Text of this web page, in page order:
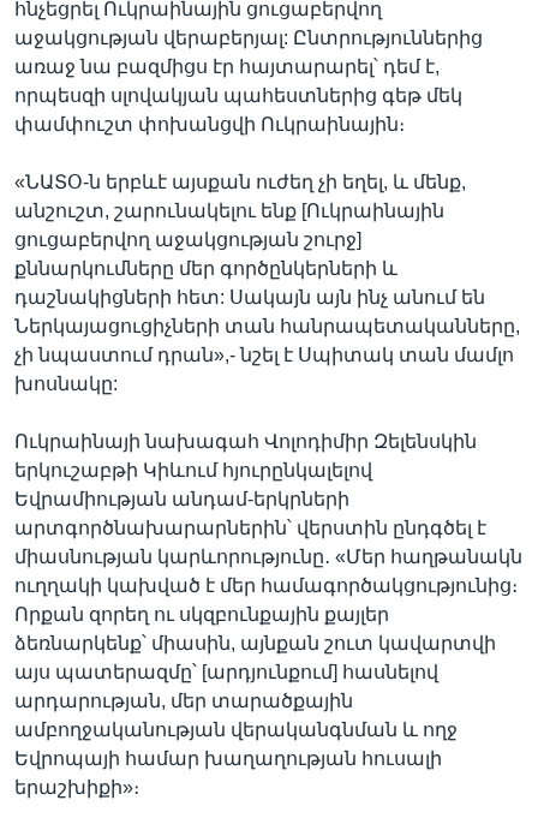
հնչեցրել Ուկրաինային ցուցաբերվող
աջակցության վերաբերյալ: Ընտրություններից
առաջ նա բազմիցս էր հայտարարել՝ դեմ է,
որպեսզի սլովակյան պահեստներից գեթ մեկ
փամփուշտ փոխանցվի Ուկրաինային։
«ՆԱՏՕ-ն երբևէ այսքան ուժեղ չի եղել, և մենք,
անշուշտ, շարունակելու ենք [Ուկրաինային
ցուցաբերվող աջակցության շուրջ]
քննարկումները մեր գործընկերների և
դաշնակիցների հետ: Սակայն այն ինչ անում են
Ներկայացուցիչների տան հանրապետականները,
չի նպաստում դրան»,- նշել է Սպիտակ տան մամլո
խոսնակը:
Ուկրաինայի նախագահ Վոլոդիմիր Զելենսկին
երկուշաբթի Կիևում հյուրընկալելով
Եվրամիության անդամ-երկրների
արտգործնախարարներին՝ վերստին ընդգծել է
միասնության կարևորությունը․ «Մեր հաղթանակն
ուղղակի կախված է մեր համագործակցությունից։
Որքան զորեղ ու սկզբունքային քայլեր
ձեռնարկենք՝ միասին, այնքան շուտ կավարտվի
այս պատերազմը՝ [արդյունքում] հասնելով
արդարության, մեր տարածքային
ամբողջականության վերականգնման և ողջ
Եվրոպայի համար խաղաղության հուսալի
երաշխիքի»։